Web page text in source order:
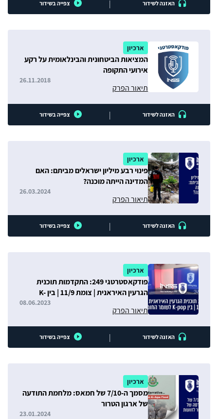
האזנה לשידור | צפייה בשידור
ארכיון
המציאות הביטחונית והבינלאומית על רקע
אירועי התקופה
תיאור הפרק
26.11.2018
האזנה לשידור | צפייה בשידור
ארכיון
פינוי רבע מיליון ישראלים מביתם: האם
המדינה הייתה מוכנה?
תיאור הפרק
26.03.2024
האזנה לשידור | צפייה בשידור
ארכיון
פודקאסטרטגי 249: התקדמות תוכנית
הגרעין האיראנית | צומת 11/9 | בין K-
תיאור הפרק
08.06.2023
האזנה לשידור | צפייה בשידור
ארכיון
מסמך ה-7/10 של חמאס: מלחמת התודעה
של ארגון הטרור
23.01.2024